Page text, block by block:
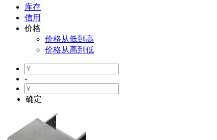
库存
信用
价格
价格从低到高
价格从高到低
-
确定